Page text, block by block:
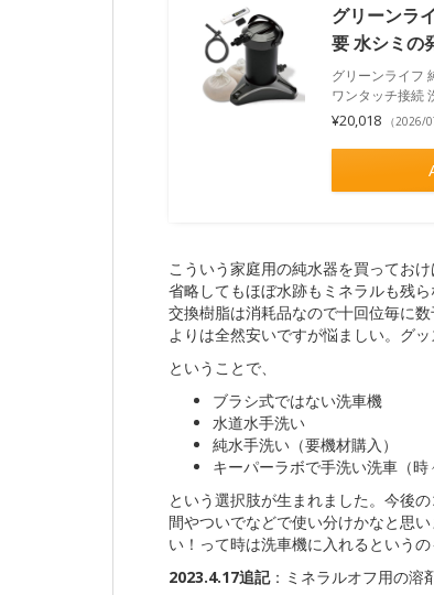
グリーンラ
要 水シミの
グリーンライフ
ワンタッチ接続
¥20,018 （2026/
こういう家庭用の純水器を買ってお
省略してもほぼ水跡もミネラルも残
交換樹脂は消耗品なので十回位毎に
よりは全然安いですが悩ましい。グ
ということで、
ブラシ式ではない洗車機
水道水手洗い
純水手洗い（要機材購入）
キーパーラボで手洗い洗車（時
という選択肢が生まれました。今後
間やついでなどで使い分けかなと思
い！って時は洗車機に入れるというの
2023.4.17追記：ミネラルオフ用の溶